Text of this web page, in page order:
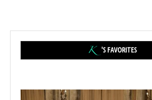
'S FAVORITES